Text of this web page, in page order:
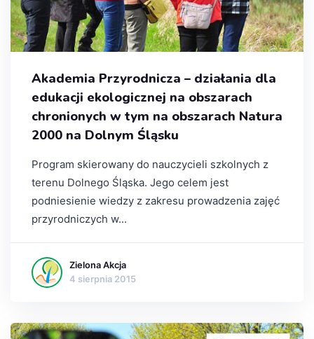
Akademia Przyrodnicza – działania dla
edukacji ekologicznej na obszarach
chronionych w tym na obszarach Natura
2000 na Dolnym Śląsku
Program skierowany do nauczycieli szkolnych z
terenu Dolnego Śląska. Jego celem jest
podniesienie wiedzy z zakresu prowadzenia zajęć
przyrodniczych w...
Zielona Akcja
4 sierpnia 2015